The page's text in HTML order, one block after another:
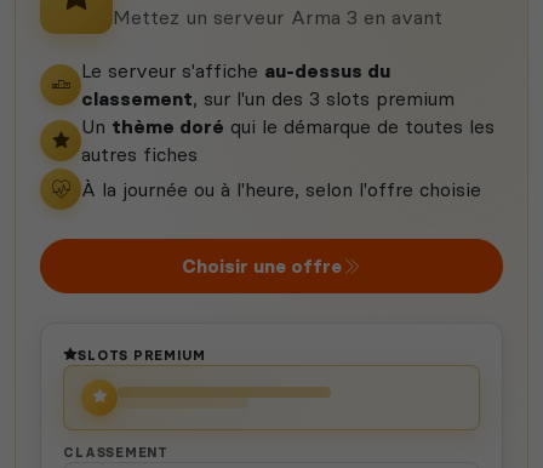
Myth of Empires Enshrouded
Voir tous les
jeux disponibles
Mettez un serveur Arma 3 en avant
Le serveur s'affiche au-dessus du
classement, sur l'un des 3 slots premium
Un thème doré qui le démarque de toutes les
autres fiches
À la journée ou à l'heure, selon l'offre choisie
Choisir une offre
SLOTS PREMIUM
CLASSEMENT